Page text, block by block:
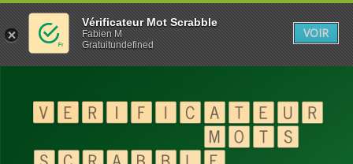
Vérificateur Mot Scrabble
Fabien M
Gratuitundefined
VOIR